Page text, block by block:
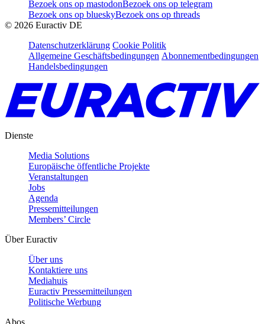
Bezoek ons op mastodonBezoek ons op telegram
Bezoek ons op blueskyBezoek ons op threads
© 2026 Euractiv DE
Datenschutzerklärung Cookie Politik
Allgemeine Geschäftsbedingungen Abonnementbedingungen
Handelsbedingungen
Dienste
Media Solutions
Europäische öffentliche Projekte
Veranstaltungen
Jobs
Agenda
Pressemitteilungen
Members’ Circle
Über Euractiv
Über uns
Kontaktiere uns
Mediahuis
Euractiv Pressemitteilungen
Politische Werbung